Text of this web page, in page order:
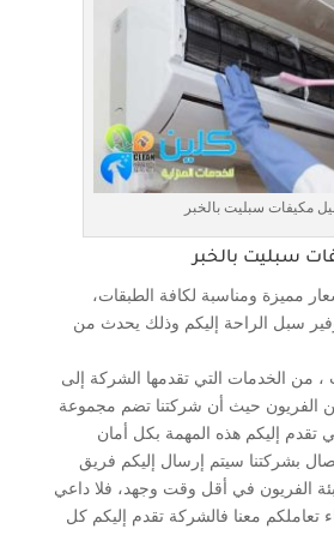
مكيفات سبليت بالخبر
سبليت بالخبر
مميزة ومناسبة لكافة الطبقات،
سبل الراحة إليكم وذلك يحدث من
من الخدمات التي تقدمها الشركة إلى
الفريون حيث أن شركتنا تضم مجموعة
تقدم إليكم هذه المهمة بكل أمان
بشركتنا سيتم إرسال إليكم فريق
الفريون في أقل وقت وجهد، فلا داعي
تعاملكم معنا فالشركة تقدم إليكم كل